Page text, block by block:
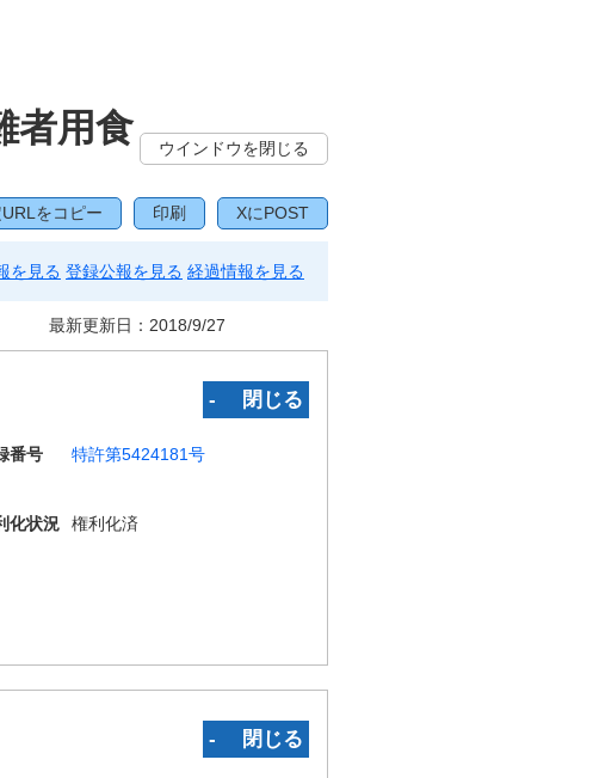
者用食
ウインドウを閉じる
URLをコピー 印刷 XにPOST
を見る 登録公報を見る 経過情報を見る
最新更新日： 2018/9/27
‐ 閉じる
番号
特許第5424181号
化状況
権利化済
‐ 閉じる